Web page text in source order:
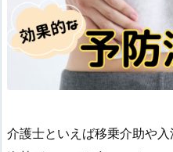
介護士といえば移乗介助や